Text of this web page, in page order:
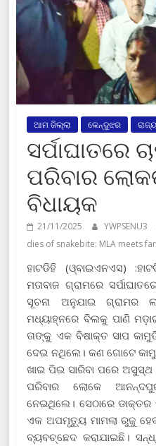
ଆମ ଜିଲ୍ଲା କେନ୍ଦୁଝର
ସର୍ପାଘାତରେ
ପରିବାର
ବିଧାୟକ
21/11/2025 YWPSENU3
dies of snakebite: MLA meets
ହାଟଡିହି (ଓ୍ବାଇଏନଏସ)
ମତାବାଜ ଗ୍ରାମରେ
ସୂଚନା ଅନୁଯାଇ ଗ୍ରାମର
ମଧ୍ୟାହ୍ନରେ ବିଲକୁ ପାଣି
ତାଙ୍କୁ ଏକ ବିଷାକ୍ତ ସାପ
ଦେଇ ନଥିଲେ। କଣ ଗୋଟେ
ଖାଇ ପିଇ ସାରିବା ପରେ
ପରିବାର ଲୋକେ
ନେଇଥିଲେ। ସେଠାରେ
ଏକ ଅପମୃତ୍ୟୁ ମାମଲା ରୁଜୁ
ବ୍ୟବଚ୍ଛେଦ କରାଯାଇଛି।